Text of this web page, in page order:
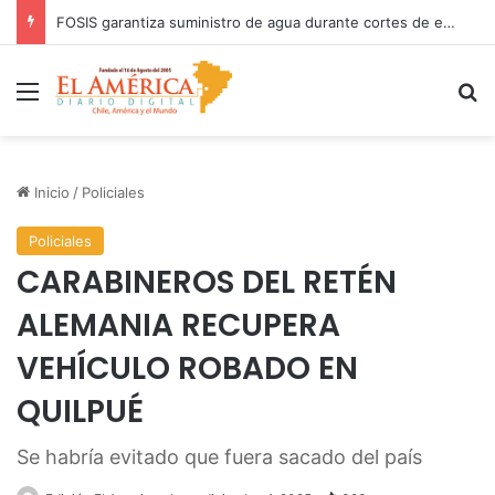
FOSIS garantiza suministro de agua durante cortes de energía a más de 900 vecinos de Antofagasta
Menú
Inicio / Policiales
Policiales
CARABINEROS DEL RETÉN
ALEMANIA RECUPERA
VEHÍCULO ROBADO EN
QUILPUÉ
Se habría evitado que fuera sacado del país